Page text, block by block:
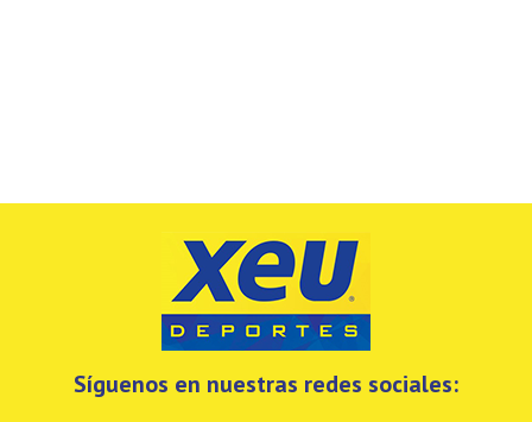
Síguenos en nuestras redes sociales: